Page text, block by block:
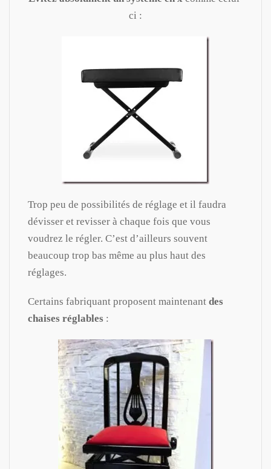
ci :
Trop peu de possibilités de réglage et il faudra
dévisser et revisser à chaque fois que vous
voudrez le régler. C’est d’ailleurs souvent
beaucoup trop bas même au plus haut des
réglages.
Certains fabriquant proposent maintenant des
chaises réglables :